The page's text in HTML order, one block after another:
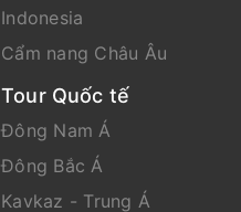
Indonesia
Cẩm nang Châu Âu
Tour Quốc tế
Đông Nam Á
Đông Bắc Á
Kavkaz - Trung Á